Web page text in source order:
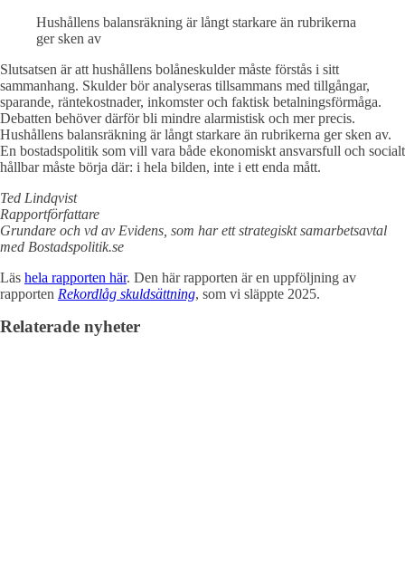
Hushållens balansräkning är långt starkare än rubrikerna
ger sken av
Slutsatsen är att hushållens bolåneskulder måste förstås i sitt
sammanhang. Skulder bör analyseras tillsammans med tillgångar,
sparande, räntekostnader, inkomster och faktisk betalningsförmåga.
Debatten behöver därför bli mindre alarmistisk och mer precis.
Hushållens balansräkning är långt starkare än rubrikerna ger sken av.
En bostadspolitik som vill vara både ekonomiskt ansvarsfull och socialt
hållbar måste börja där: i hela bilden, inte i ett enda mått.
Ted Lindqvist
Rapportförfattare
Grundare och vd av Evidens, som har ett strategiskt samarbetsavtal
med Bostadspolitik.se
Läs hela rapporten här. Den här rapporten är en uppföljning av
rapporten Rekordlåg skuldsättning, som vi släppte 2025.
Relaterade nyheter